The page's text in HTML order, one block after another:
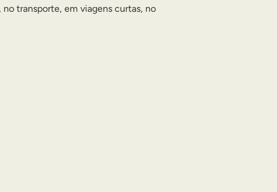
transporte, em viagens curtas, no